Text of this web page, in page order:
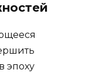
эпоху